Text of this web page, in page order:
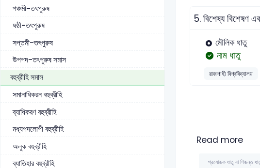
পঞ্চমী-তৎপুরুষ
ষষ্ঠী-তৎপুরুষ
সপ্তমী-তৎপুরুষ
উপপদ-তৎপুরুষ সমাস
বহুব্রীহি সমাস
সমানাধিকরন বহুব্রীহি
ব্যাধিকরণ বহুব্রীহি
মধ্যপদলোপী বহুব্রীহি
অলুক বহুব্রীহি
ব্যাতিহার বহুব্রীহি
5.বিশেষ্য বিশেষণ
মৌলিক ধাতু
নাম ধাতু
রাজশাহী বিশ্ববিদ্যালয়
Read more
প্রযোজক ধাতু বা ণিজন্ত